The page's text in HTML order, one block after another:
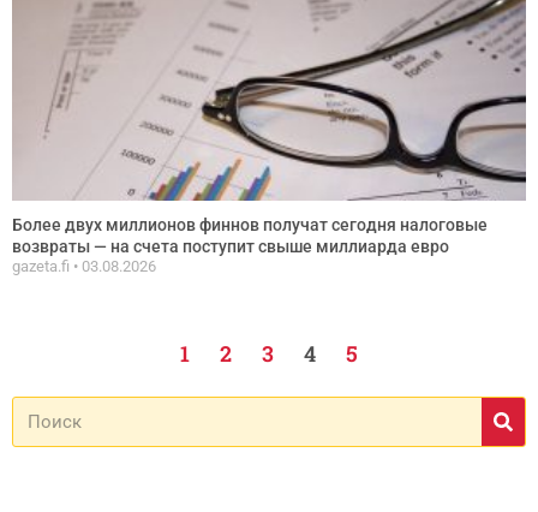
Более двух миллионов финнов получат сегодня налоговые
возвраты — на счета поступит свыше миллиарда евро
gazeta.fi 03.08.2026
1 2 3 4 5